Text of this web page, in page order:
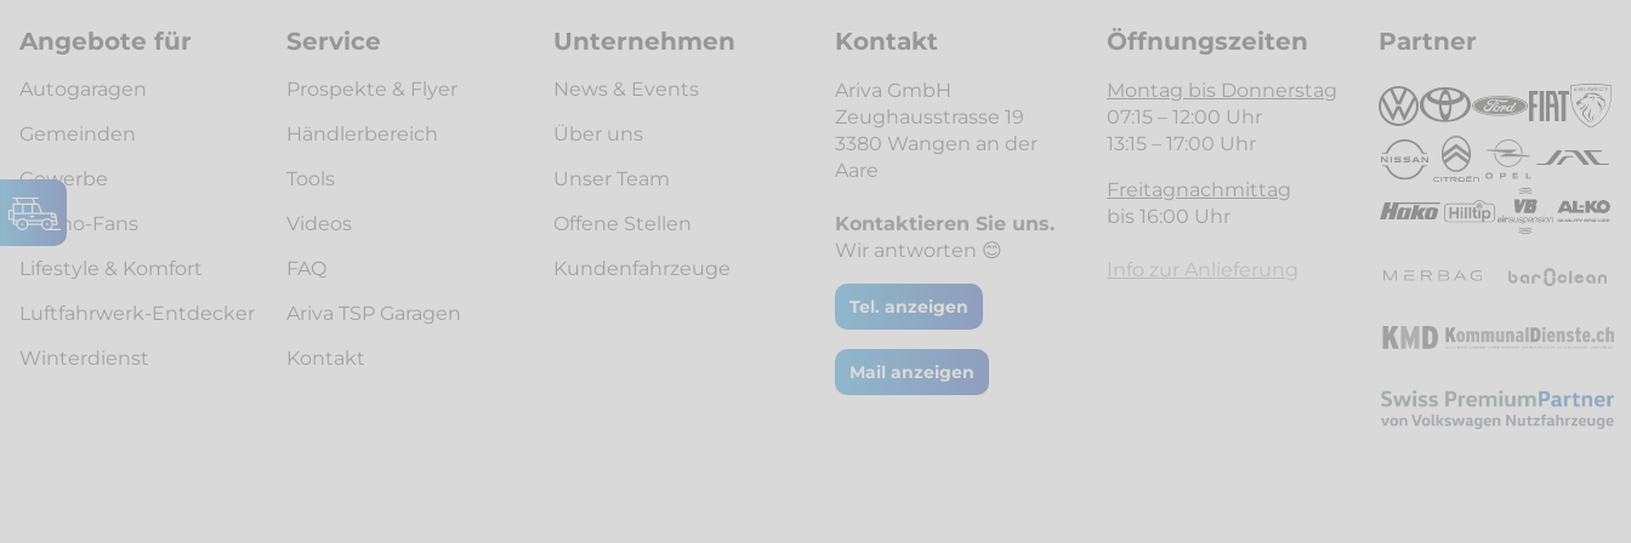
Angebote für
Autogaragen
Gemeinden
Gewerbe
Womo-Fans
Lifestyle & Komfort
Luftfahrwerk-Entdecker
Winterdienst
Service
Prospekte & Flyer
Händlerbereich
Tools
Videos
FAQ
Ariva TSP Garagen
Kontakt
Unternehmen
News & Events
Über uns
Unser Team
Offene Stellen
Kunden­fahrzeuge
Kontakt
Ariva GmbH
Zeughausstrasse 19
3380 Wangen an der
Aare
Kontaktieren Sie uns.
Wir antworten 😊
Tel. anzeigen
Mail anzeigen
Öffnungszeiten
Montag bis Donnerstag
07:15 – 12:00 Uhr
13:15 – 17:00 Uhr
Freitagnachmittag
bis 16:00 Uhr
Info zur Anlieferung
Partner